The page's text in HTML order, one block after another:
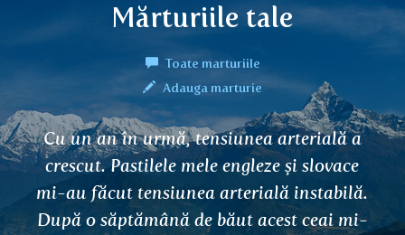
Mărturiile tale
Toate marturiile
Adauga marturie
Bună, folosesc ceaiul Arjuna pentru
activitate cardiacă de două luni. Am
aritmie și ceaiul ma ajutat. Nu simt
palpitații neregulate și mă simt bine.